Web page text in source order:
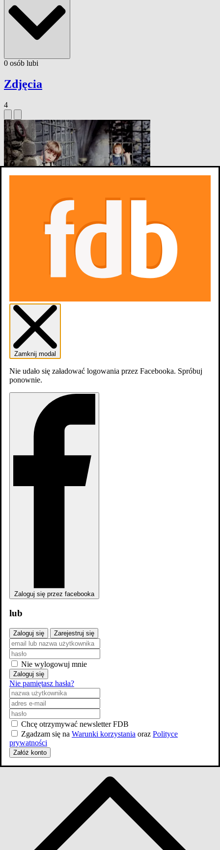
0 osób lubi
Zdjęcia
4
Arabela
Skocz do wybranego zawodu
Aktorzy
2
Zamknij modal
Nie udało się załadować logowania przez Facebooka. Spróbuj
ponownie.
Zaloguj się przez facebooka
lub
Zaloguj się Zarejestruj się
Nie wylogowuj mnie
Zaloguj się
Nie pamiętasz hasła?
Chcę otrzymywać newsletter FDB
Zgadzam się na Warunki korzystania oraz Polityce
prywatności
Załóż konto